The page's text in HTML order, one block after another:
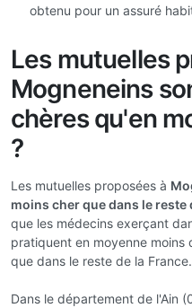
obtenu pour un assuré
Les mutuelles
Mogneneins
chères qu'en
?
Les mutuelles proposées à
moins cher que dans le reste
que les médecins exerçant
pratiquent en moyenne moins
que dans le reste de la France.
Dans le département de l'Ain